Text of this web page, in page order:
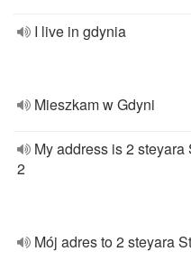
I live in gdynia
Mieszkam w Gdyni
My address is 2 steyara
2
Mój adres to 2 steyara